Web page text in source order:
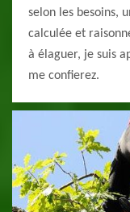
selon les besoins,
calculée et
à élaguer, je suis
me confierez.